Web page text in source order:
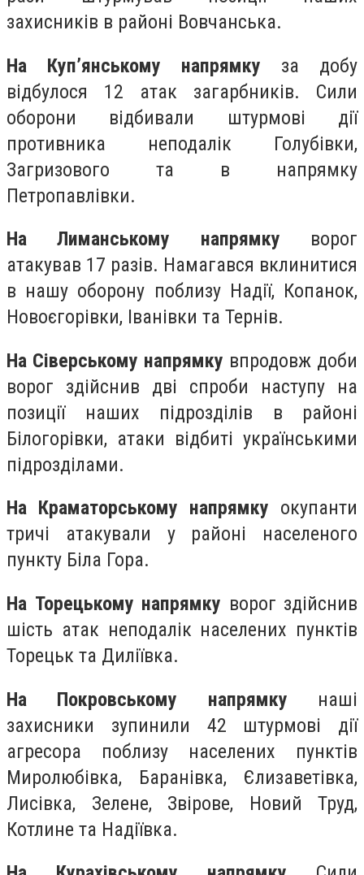
захисників в районі Вовчанська.
На Куп’янському напрямку за добу
відбулося 12 атак загарбників. Сили
оборони відбивали штурмові дії
противника неподалік Голубівки,
Загризового та в напрямку
Петропавлівки.
На Лиманському напрямку ворог
атакував 17 разів. Намагався вклинитися
в нашу оборону поблизу Надії, Копанок,
Новоєгорівки, Іванівки та Тернів.
На Сіверському напрямку впродовж доби
ворог здійснив дві спроби наступу на
позиції наших підрозділів в районі
Білогорівки, атаки відбиті українськими
підрозділами.
На Краматорському напрямку окупанти
тричі атакували у районі населеного
пункту Біла Гора.
На Торецькому напрямку ворог здійснив
шість атак неподалік населених пунктів
Торецьк та Диліївка.
На Покровському напрямку наші
захисники зупинили 42 штурмові дії
агресора поблизу населених пунктів
Миролюбівка, Баранівка, Єлизаветівка,
Лисівка, Зелене, Звірове, Новий Труд,
Котлине та Надіївка.